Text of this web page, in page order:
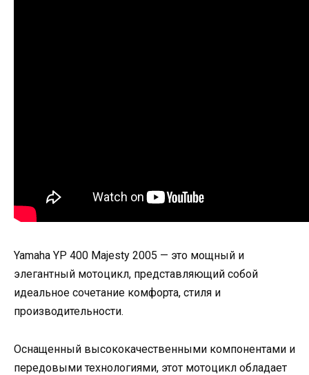
Yamaha YP 400 Majesty 2005 — это мощный и
элегантный мотоцикл, представляющий собой
идеальное сочетание комфорта, стиля и
производительности.
Оснащенный высококачественными компонентами и
передовыми технологиями, этот мотоцикл обладает